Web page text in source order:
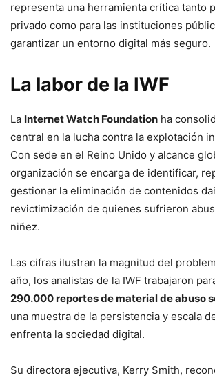
representa una herramienta crítica tanto
privado como para las instituciones
garantizar un entorno digital más seguro.
La labor de la IWF
La Internet Watch Foundation ha
central en la lucha contra la explotación
Con sede en el Reino Unido y alcance
organización se encarga de identificar,
gestionar la eliminación de contenidos
revictimización de quienes sufrieron
niñez.
Las cifras ilustran la magnitud del
año, los analistas de la IWF trabajaron
290.000 reportes de material de abuso
una muestra de la persistencia y escala
enfrenta la sociedad digital.
Su directora ejecutiva, Kerry Smith,